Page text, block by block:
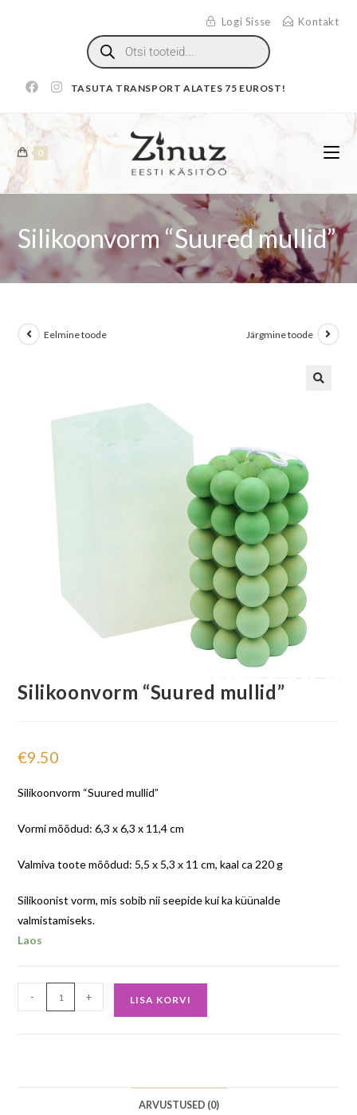
Logi Sisse Kontakt
TASUTA TRANSPORT ALATES 75 EUROST!
0
Silikoonvorm “Suured mullid”
Eelmine toode Järgmine toode
Silikoonvorm “Suured mullid”
€9.50
Silikoonvorm “Suured mullid”
Vormi mõõdud: 6,3 x 6,3 x 11,4 cm
Valmiva toote mõõdud: 5,5 x 5,3 x 11 cm, kaal ca 220 g
Silikoonist vorm, mis sobib nii seepide kui ka küünalde
valmistamiseks.
Laos
- + LISA KORVI
ARVUSTUSED (0)